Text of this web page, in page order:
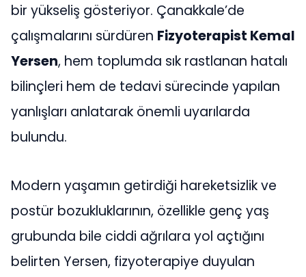
bir yükseliş gösteriyor. Çanakkale’de
çalışmalarını sürdüren Fizyoterapist Kemal
Yersen, hem toplumda sık rastlanan hatalı
bilinçleri hem de tedavi sürecinde yapılan
yanlışları anlatarak önemli uyarılarda
bulundu.
Modern yaşamın getirdiği hareketsizlik ve
postür bozukluklarının, özellikle genç yaş
grubunda bile ciddi ağrılara yol açtığını
belirten Yersen, fizyoterapiye duyulan